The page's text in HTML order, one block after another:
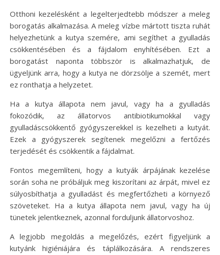
Otthoni kezelésként a legelterjedtebb módszer a meleg
borogatás alkalmazása. A meleg vízbe mártott tiszta ruhát
helyezhetünk a kutya szemére, ami segíthet a gyulladás
csökkentésében és a fájdalom enyhítésében. Ezt a
borogatást naponta többször is alkalmazhatjuk, de
ügyeljünk arra, hogy a kutya ne dörzsölje a szemét, mert
ez ronthatja a helyzetet.
Ha a kutya állapota nem javul, vagy ha a gyulladás
fokozódik, az állatorvos antibiotikumokkal vagy
gyulladáscsökkentő gyógyszerekkel is kezelheti a kutyát.
Ezek a gyógyszerek segítenek megelőzni a fertőzés
terjedését és csökkentik a fájdalmat.
Fontos megemlíteni, hogy a kutyák árpájának kezelése
során soha ne próbáljuk meg kiszorítani az árpát, mivel ez
súlyosbíthatja a gyulladást és megfertőzheti a környező
szöveteket. Ha a kutya állapota nem javul, vagy ha új
tünetek jelentkeznek, azonnal forduljunk állatorvoshoz.
A legjobb megoldás a megelőzés, ezért figyeljünk a
kutyánk higiéniájára és táplálkozására. A rendszeres